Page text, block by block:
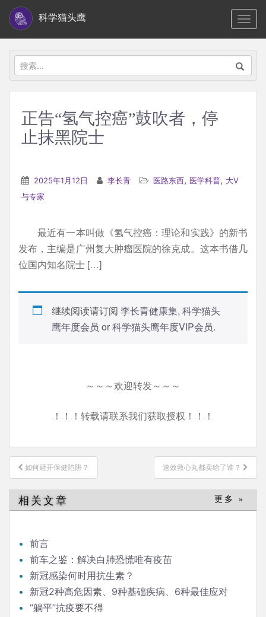
i
科学猫头鹰
搜
索：
正告“氢气控癌”鼓吹者，停
止抹黑院士
2025年1月12日 李长青 医路东西, 医学科普, 大V
与专家
最近有一本叫做《氢气控癌：理论和实践》的新书
发布，主编是广州复大肿瘤医院的徐克成。这本书借几
位国内知名院士 […]
继续阅读请订阅 李长青健康集, 科学猫头
鹰年度会员 or科学猫头鹰年度VIP会员.
～～～欢迎转发～～～
！！！转载请联系我们获取授权！！！
文
章
导
航
如何避开保健陷阱？ 速效救心丸都卖给了谁？
相关文章 更多 »
前言
前车之鉴：解决白肺恐慌唯有疫苗
新冠感染何时用抗生素？
新冠2种高危因素、9种基础疾病、6种最佳应对
“躺平”抗疫要不得